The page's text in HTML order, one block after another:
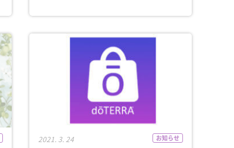
2021. 3. 24 お知らせ